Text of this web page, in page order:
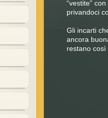
“vestite”
privandoci
Gli incarti
ancora
restano così